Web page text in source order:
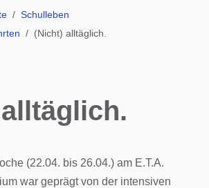
Schulleben
(Nicht) alltäglich.
(22.04. bis 26.04.) am E.T.A.
war geprägt von der intensiven